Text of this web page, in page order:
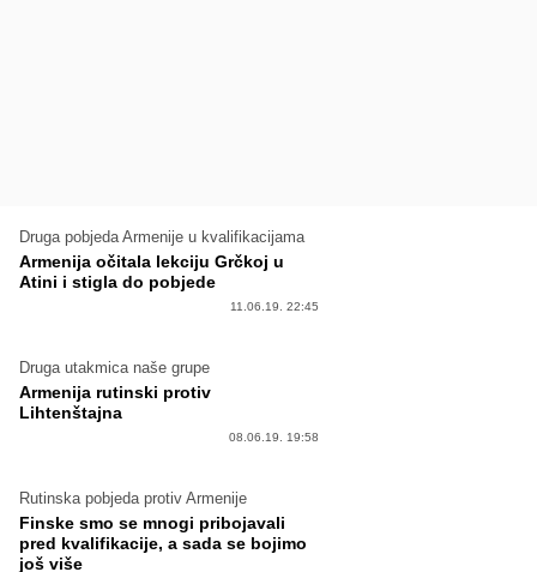
Druga pobjeda Armenije u kvalifikacijama
Armenija očitala lekciju Grčkoj u
Atini i stigla do pobjede
11.06.19. 22:45
Druga utakmica naše grupe
Armenija rutinski protiv
Lihtenštajna
08.06.19. 19:58
Rutinska pobjeda protiv Armenije
Finske smo se mnogi pribojavali
pred kvalifikacije, a sada se bojimo
još više